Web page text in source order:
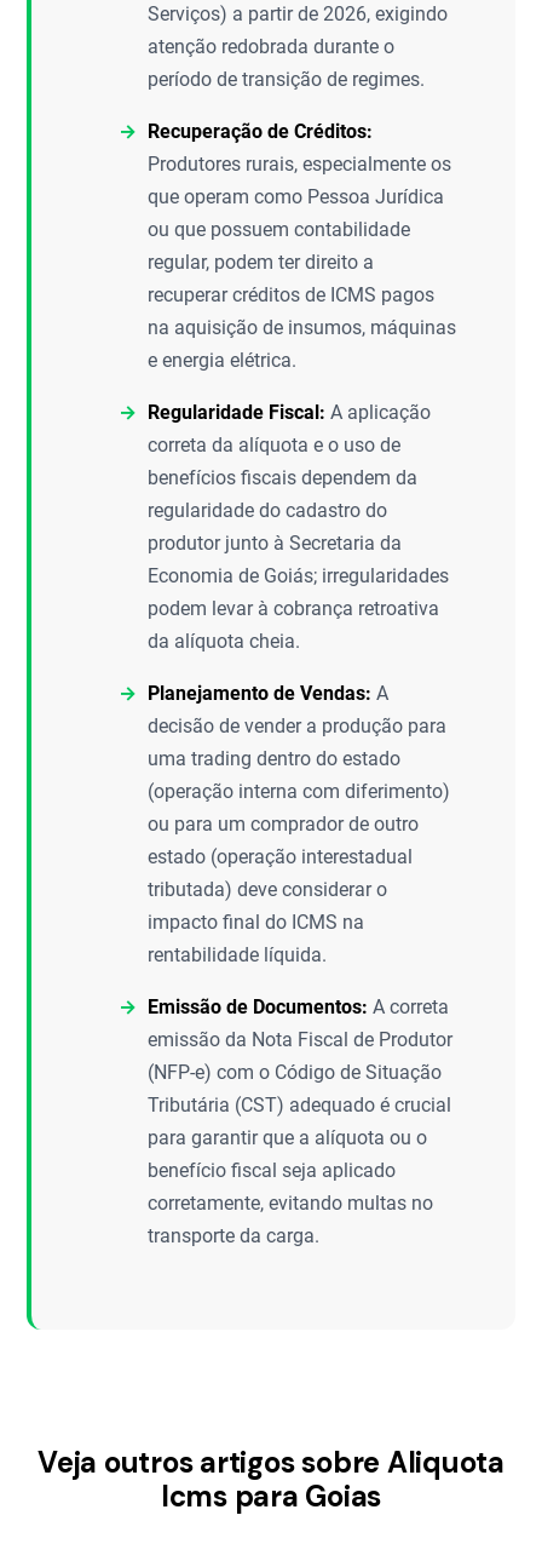
Serviços) a partir de 2026, exigindo
atenção redobrada durante o
período de transição de regimes.
Recuperação de Créditos:
Produtores rurais, especialmente os
que operam como Pessoa Jurídica
ou que possuem contabilidade
regular, podem ter direito a
recuperar créditos de ICMS pagos
na aquisição de insumos, máquinas
e energia elétrica.
Regularidade Fiscal: A aplicação
correta da alíquota e o uso de
benefícios fiscais dependem da
regularidade do cadastro do
produtor junto à Secretaria da
Economia de Goiás; irregularidades
podem levar à cobrança retroativa
da alíquota cheia.
Planejamento de Vendas: A
decisão de vender a produção para
uma trading dentro do estado
(operação interna com diferimento)
ou para um comprador de outro
estado (operação interestadual
tributada) deve considerar o
impacto final do ICMS na
rentabilidade líquida.
Emissão de Documentos: A correta
emissão da Nota Fiscal de Produtor
(NFP-e) com o Código de Situação
Tributária (CST) adequado é crucial
para garantir que a alíquota ou o
benefício fiscal seja aplicado
corretamente, evitando multas no
transporte da carga.
Veja outros artigos sobre Aliquota
Icms para Goias